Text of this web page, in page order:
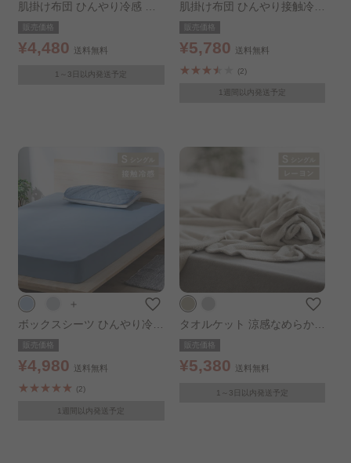
肌掛け布団 ひんやり冷感 リ
バーシブル シングル ブルー
販売価格
¥4,480 送料無料
1～3日以内発送予定
肌掛け布団 ひんやり接触冷感
リバーシブル シングル ブル
ー
販売価格
¥5,780 送料無料
(2)
1週間以内発送予定
＋
ボックスシーツ ひんやり冷感
シングル ブルー
販売価格
¥4,980 送料無料
(2)
1週間以内発送予定
タオルケット 涼感なめらかレ
ーヨン シングル ベージュ
販売価格
¥5,380 送料無料
1～3日以内発送予定